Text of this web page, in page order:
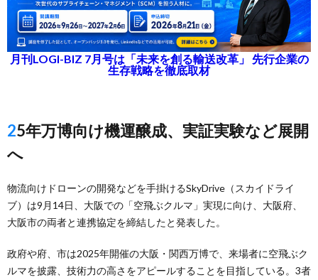
月刊LOGI-BIZ 7月号は「未来を創る輸送改革」 先行企業の
生存戦略を徹底取材
25年万博向け機運醸成、実証実験など展開
へ
物流向けドローンの開発などを手掛けるSkyDrive（スカイドライ
ブ）は9月14日、大阪での「空飛ぶクルマ」実現に向け、大阪府、
大阪市の両者と連携協定を締結したと発表した。
政府や府、市は2025年開催の大阪・関西万博で、来場者に空飛ぶク
ルマを披露、技術力の高さをアピールすることを目指している。3者